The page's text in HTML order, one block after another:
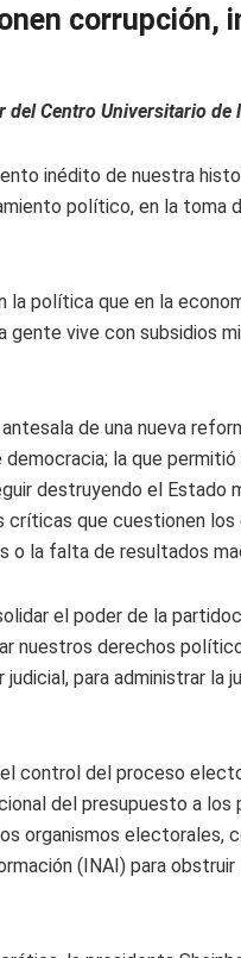
corrupción,
Centro Universitario de
inédito de nuestra
político, en la
la política que en la
gente vive con subsidios
de una nueva
la que
destruyendo el Estado
que cuestionen los
o la falta de resultados
el poder de la
nuestros derechos
para administrar la
control del proceso
del presupuesto a los
organismos electorales,
(INAI) para